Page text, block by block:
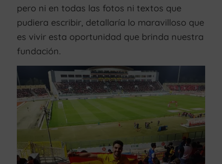
pero ni en todas las fotos ni textos que
pudiera escribir, detallaría lo maravilloso que
es vivir esta oportunidad que brinda nuestra
fundación.